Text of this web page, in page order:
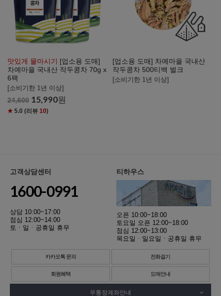
맛있게 물마시기 [업소용 도매]
차예마을 국내산 작두콩차 70g x
6팩
[소비기한 1년 이상]
24,600 15,990원
★ 5.0 (리뷰 10)
[업소용 도매] 차예마을 국내산
작두콩차 500티백 벌크
[소비기한 1년 이상]
고객상담센터
1600-0991
상담 10:00~17:00
점심 12:00~14:00
토ㆍ일ㆍ공휴일 휴무
티하우스
오픈 10:00~18:00
토요일 오픈 12:00~18:00
점심 12:00~13:00
목요일ㆍ일요일ㆍ공휴일 휴무
카카오톡 문의 전화걸기
회원혜택 도매안내
무통장계좌안내